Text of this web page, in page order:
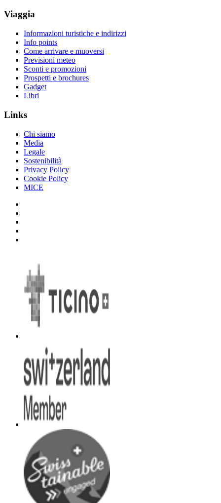
Viaggia
Informazioni turistiche e indirizzi
Info points
Come arrivare e muoversi
Previsioni meteo
Sconti e promozioni
Prospetti e brochures
Gadget
Libri
Links
Chi siamo
Media
Legale
Sostenibilità
Privacy Policy
Cookie Policy
MICE